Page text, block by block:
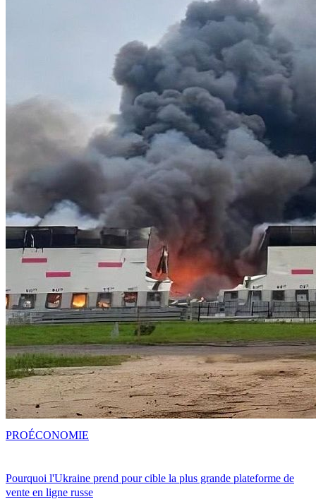
Pourquoi l'Ukraine prend pour cible la plus grande plateforme de
vente en ligne russe
PROÉCONOMIE